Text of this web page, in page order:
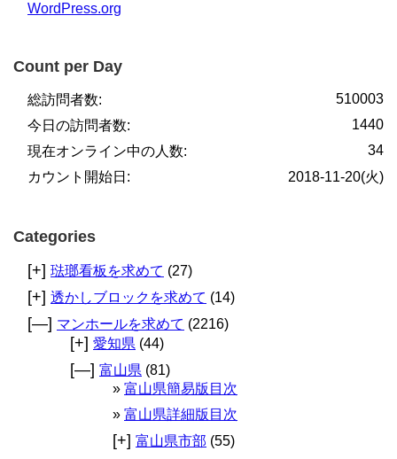
WordPress.org
Count per Day
510003
総訪問者数:
1440
今日の訪問者数:
34
現在オンライン中の人数:
2018-11-20(火)
カウント開始日:
Categories
[+] 琺瑯看板を求めて (27)
[+] 透かしブロックを求めて (14)
[—] マンホールを求めて (2216)
[+] 愛知県 (44)
[—] 富山県 (81)
富山県簡易版目次
富山県詳細版目次
[+] 富山県市部 (55)